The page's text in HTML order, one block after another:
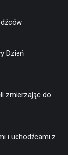
Dzień
zmierzając do
i uchodźcami z